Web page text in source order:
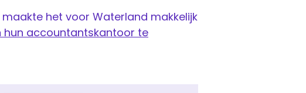
het voor Waterland makkelijk
hun accountantskantoor te